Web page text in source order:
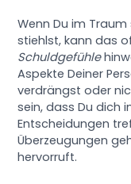
Wenn Du im
stiehlst, kann das
Schuldgefühle
Aspekte Deiner
verdrängst oder
sein, dass Du dich
Entscheidungen
Überzeugungen
hervorruft.